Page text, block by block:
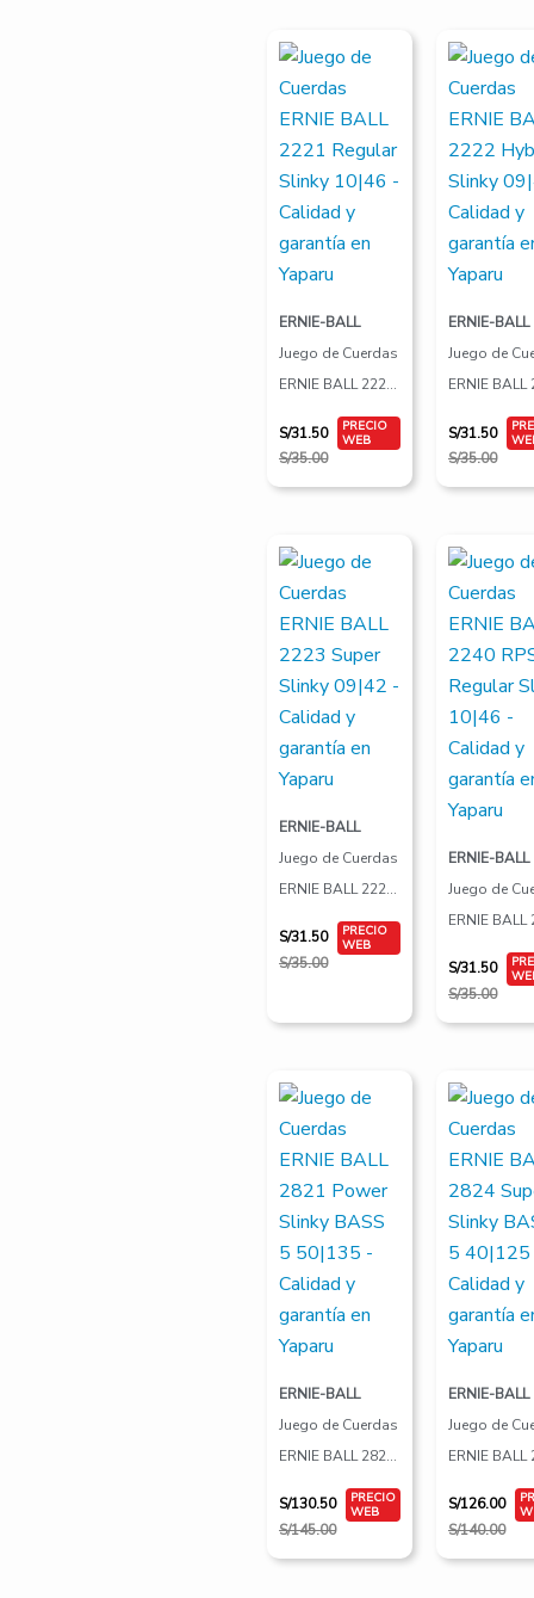
ERNIE-BALL
Juego de Cuerdas
ERNIE BALL 2221
Regular Slinky
S/35.00
El
precio
original
era:
S/35.00.
S/31.50
El
precio
es:
S/31.50.
ERNIE-BALL
Juego de
ERNIE BALL
Hybrid
S/35.00
El
precio
original
era:
S/35.00.
S/31.50
El
precio
es:
S/31.50.
ERNIE-BALL
Juego de Cuerdas
ERNIE BALL 2223
Super Slinky 09|42
S/35.00
precio
original
era:
S/35.00.
S/31.50
precio
es:
S/31.50.
ERNIE-BALL
Juego de
ERNIE BALL
RPS Regular
Slinky 10|46
S/35.00
precio
original
era:
S/35.00.
S/31.50
precio
es:
S/31.50.
ERNIE-BALL
Juego de Cuerdas
ERNIE BALL 2821
Power Slinky
BASS 5 50|135
S/145.00
precio
original
era:
S/145.00.
S/130.50
precio
es:
S/130.50.
ERNIE-BALL
Juego de
ERNIE BALL
Super
S/140.00
precio
original
era:
S/140.00.
S/126.00
precio
es:
S/126.00.